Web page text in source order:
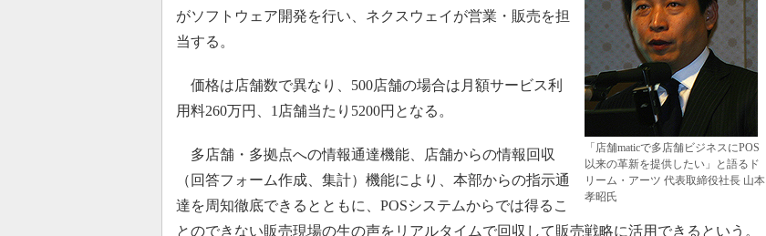
「店舗maticで多店舗ビジネスにPOS
以来の革新を提供したい」と語るド
リーム・アーツ 代表取締役社長 山本
孝昭氏
がソフトウェア開発を行い、ネクスウェイが営業・販売を担
当する。
価格は店舗数で異なり、500店舗の場合は月額サービス利
用料260万円、1店舗当たり5200円となる。
多店舗・多拠点への情報通達機能、店舗からの情報回収
（回答フォーム作成、集計）機能により、本部からの指示通
達を周知徹底できるとともに、POSシステムからでは得るこ
とのできない販売現場の生の声をリアルタイムで回収して販売戦略に活用できるという。